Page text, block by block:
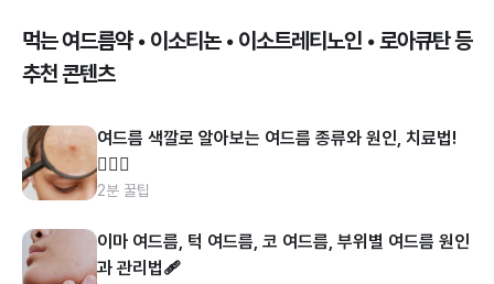
먹는 여드름약 • 이소티논 • 이소트레티노인 • 로아큐탄 등
추천 콘텐츠
여드름 색깔로 알아보는 여드름 종류와 원인, 치료법!
👩🏻‍⚕️
2분 꿀팁
이마 여드름, 턱 여드름, 코 여드름, 부위별 여드름 원인
과 관리법🩹